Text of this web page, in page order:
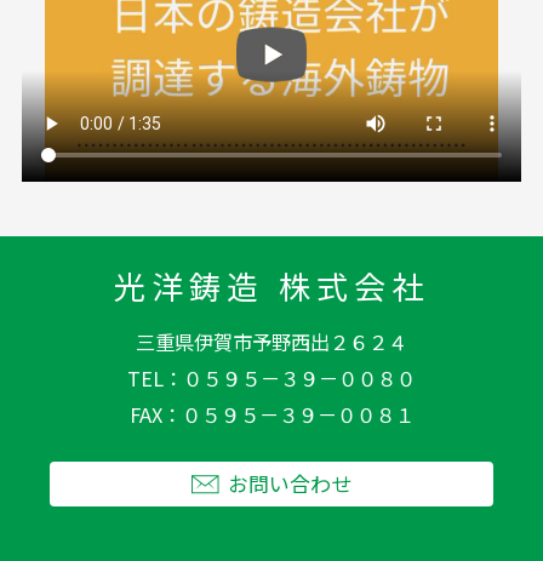
光洋鋳造 株式会社
三重県伊賀市予野西出２６２４
TEL
０５９５－３９－００８０
FAX
０５９５－３９－００８１
お問い合わせ